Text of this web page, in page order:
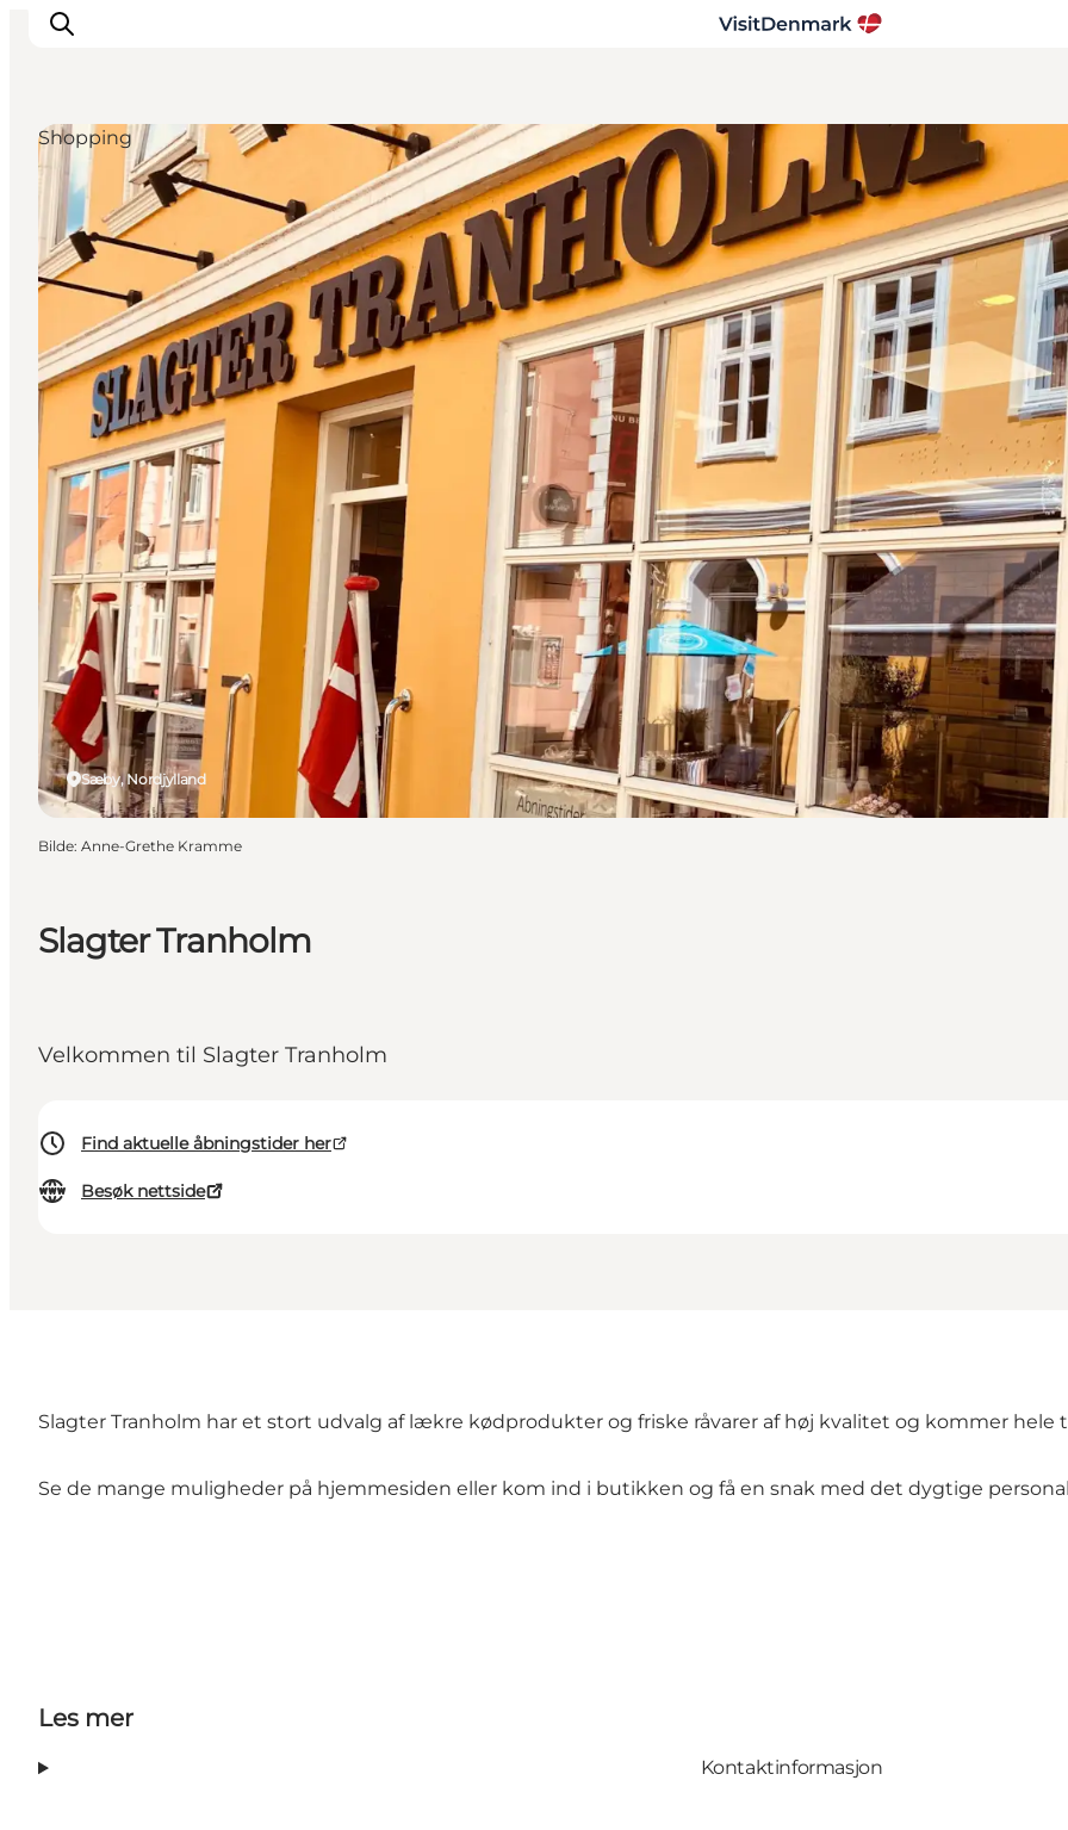
Inspirasjon
Reisemål
Aktiviteter
Overnatting
Planlegg reisen
Slagter Tranholm
Velkommen til Slagter Tranholm
Find aktuelle åbningstider her
Besøk nettside
Sæby, Nordjylland
Shopping
Bilde: Anne-Grethe Kramme
Slagter Tranholm har et stort udvalg af lækre kødprodukter og friske råvarer af høj kvalitet og kommer
Se de mange muligheder på hjemmesiden eller kom ind i butikken og få en snak med det dygtige
Les mer
Kontaktinformasjon